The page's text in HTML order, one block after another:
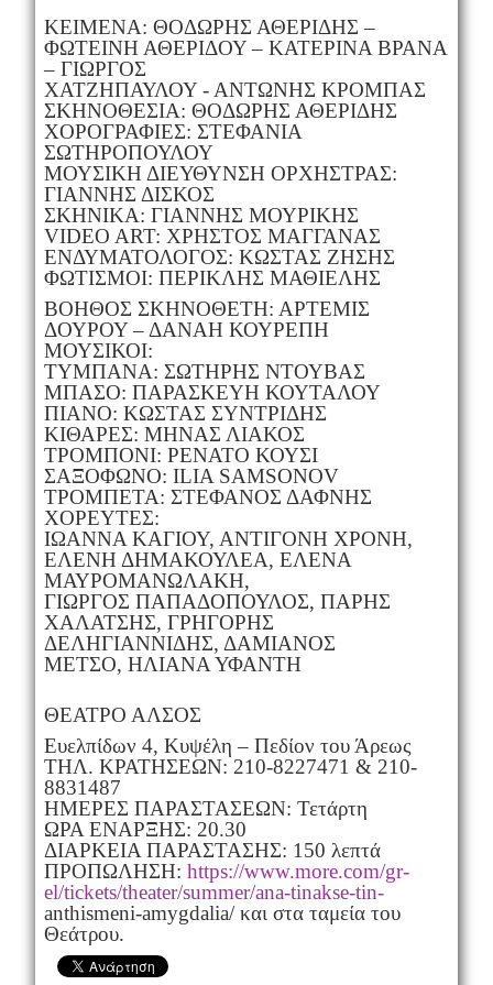
ΚΕΙΜΕΝΑ: ΘΟΔΩΡΗΣ ΑΘΕΡΙΔΗΣ –
ΦΩΤΕΙΝΗ ΑΘΕΡΙΔΟΥ – ΚΑΤΕΡΙΝΑ ΒΡΑΝΑ
– ΓΙΩΡΓΟΣ
ΧΑΤΖΗΠΑΥΛΟΥ - ΑΝΤΩΝΗΣ ΚΡΟΜΠΑΣ
ΣΚΗΝΟΘΕΣΙΑ: ΘΟΔΩΡΗΣ ΑΘΕΡΙΔΗΣ
ΧΟΡΟΓΡΑΦΙΕΣ: ΣΤΕΦΑΝΙΑ
ΣΩΤΗΡΟΠΟΥΛΟΥ
ΜΟΥΣΙΚΗ ΔΙΕΥΘΥΝΣΗ ΟΡΧΗΣΤΡΑΣ:
ΓΙΑΝΝΗΣ ΔΙΣΚΟΣ
ΣΚΗΝΙΚΑ: ΓΙΑΝΝΗΣ ΜΟΥΡΙΚΗΣ
VIDEO ART: ΧΡΗΣΤΟΣ ΜΑΓΓΑΝΑΣ
ΕΝΔΥΜΑΤΟΛΟΓΟΣ: ΚΩΣΤΑΣ ΖΗΣΗΣ
ΦΩΤΙΣΜΟΙ: ΠΕΡΙΚΛΗΣ ΜΑΘΙΕΛΗΣ
ΒΟΗΘΟΣ ΣΚΗΝΟΘΕΤΗ: ΑΡΤΕΜΙΣ
ΔΟΥΡΟΥ – ΔΑΝΑΗ ΚΟΥΡΕΠΗ
ΜΟΥΣΙΚΟΙ:
ΤΥΜΠΑΝΑ: ΣΩΤΗΡΗΣ ΝΤΟΥΒΑΣ
ΜΠΑΣΟ: ΠΑΡΑΣΚΕΥΗ ΚΟΥΤΑΛΟΥ
ΠΙΑΝΟ: ΚΩΣΤΑΣ ΣΥΝΤΡΙΔΗΣ
ΚΙΘΑΡΕΣ: ΜΗΝΑΣ ΛΙΑΚΟΣ
ΤΡΟΜΠΟΝΙ: ΡΕΝΑΤΟ ΚΟΥΣΙ
ΣΑΞΟΦΩΝΟ: ILIA SAMSONOV
ΤΡΟΜΠΕΤΑ: ΣΤΕΦΑΝΟΣ ΔΑΦΝΗΣ
ΧΟΡΕΥΤΕΣ:
ΙΩΑΝΝΑ ΚΑΓΙΟΥ, ΑΝΤΙΓΟΝΗ ΧΡΟΝΗ,
ΕΛΕΝΗ ΔΗΜΑΚΟΥΛΕΑ, ΕΛΕΝΑ
ΜΑΥΡΟΜΑΝΩΛΑΚΗ,
ΓΙΩΡΓΟΣ ΠΑΠΑΔΟΠΟΥΛΟΣ, ΠΑΡΗΣ
ΧΑΛΑΤΣΗΣ, ΓΡΗΓΟΡΗΣ
ΔΕΛΗΓΙΑΝΝΙΔΗΣ, ΔΑΜΙΑΝΟΣ
ΜΕΤΣΟ, ΗΛΙΑΝΑ ΥΦΑΝΤΗ
ΘΕΑΤΡΟ ΑΛΣΟΣ
Ευελπίδων 4, Κυψέλη – Πεδίον του Άρεως
ΤΗΛ. ΚΡΑΤΗΣΕΩΝ: 210-8227471 & 210-
8831487
ΗΜΕΡΕΣ ΠΑΡΑΣΤΑΣΕΩΝ: Τετάρτη
ΩΡΑ ΕΝΑΡΞΗΣ: 20.30
ΔΙΑΡΚΕΙΑ ΠΑΡΑΣΤΑΣΗΣ: 150 λεπτά
ΠΡΟΠΩΛΗΣΗ: https://www.more.com/gr-
el/tickets/theater/summer/ana-tinakse-tin-
anthismeni-amygdalia/ και στα ταμεία του
Θεάτρου.